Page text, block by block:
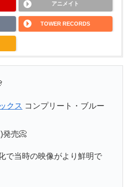
アニメイト
TOWER RECORDS
クス コンプリート・ブルー
発売📀
で当時の映像がより鮮明で